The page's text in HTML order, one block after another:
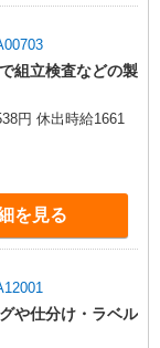
組立検査などの製
円 休出時給1661
を見る
や仕分け・ラベル